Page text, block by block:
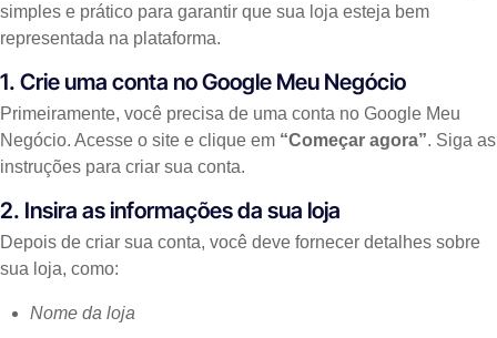
simples e prático para garantir que sua loja esteja bem
representada na plataforma.
1. Crie uma conta no Google Meu Negócio
Primeiramente, você precisa de uma conta no Google Meu
Negócio. Acesse o site e clique em “Começar agora”. Siga as
instruções para criar sua conta.
2. Insira as informações da sua loja
Depois de criar sua conta, você deve fornecer detalhes sobre
sua loja, como:
Nome da loja